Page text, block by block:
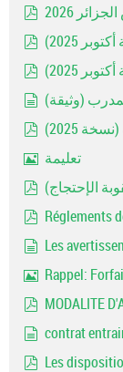
2026
2025)
2025)
(وثيقة)
2025)
تعليمة
الإحتجاج)
Réglements
Les
Rappel:
MODALITE
contrat
Les